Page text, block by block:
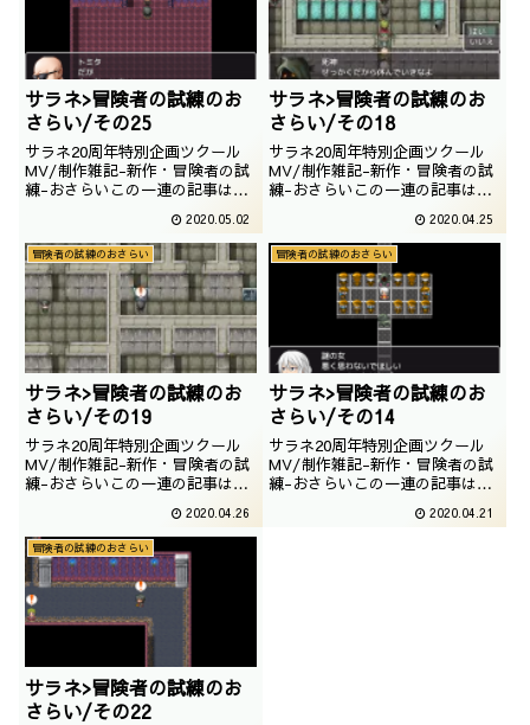
下の記事をご参照上、プレイして
いただくことをおす...
下の記事をご参照上、プレイして
いただくことをおす...
サラネ>冒険者の試練のお
さらい/その25
サラネ20周年特別企画ツクール
MV/制作雑記-新作・冒険者の試
練-おさらいこの一連の記事は
一通りプレイした事を前提にして
おります。つまり、ネタバレしか
ありません。未プレイでこれから
プレイされるという奇特な方は以
下の記事をご参照上、プレイして
いただくことをおす...
2020.05.02
サラネ>冒険者の試練のお
さらい/その18
サラネ20周年特別企画ツクール
MV/制作雑記-新作・冒険者の試
練-おさらいこの一連の記事は
一通りプレイした事を前提にして
おります。つまり、ネタバレしか
ありません。未プレイでこれから
プレイされるという奇特な方は以
下の記事をご参照上、プレイして
いただくことをおす...
2020.04.25
冒険者の試練のおさらい
サラネ>冒険者の試練のお
さらい/その19
サラネ20周年特別企画ツクール
MV/制作雑記-新作・冒険者の試
練-おさらいこの一連の記事は
一通りプレイした事を前提にして
おります。つまり、ネタバレしか
ありません。未プレイでこれから
プレイされるという奇特な方は以
下の記事をご参照上、プレイして
いただくことをおす...
2020.04.26
冒険者の試練のおさらい
サラネ>冒険者の試練のお
さらい/その14
サラネ20周年特別企画ツクール
MV/制作雑記-新作・冒険者の試
練-おさらいこの一連の記事は
一通りプレイした事を前提にして
2020.04.21
冒険者の試練のおさらい
サラネ>冒険者の試練のお
さらい/その22